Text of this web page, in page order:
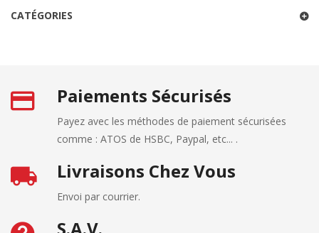
CATÉGORIES
Paiements Sécurisés
Payez avec les méthodes de paiement sécurisées
comme : ATOS de HSBC, Paypal, etc... .
Livraisons Chez Vous
Envoi par courrier.